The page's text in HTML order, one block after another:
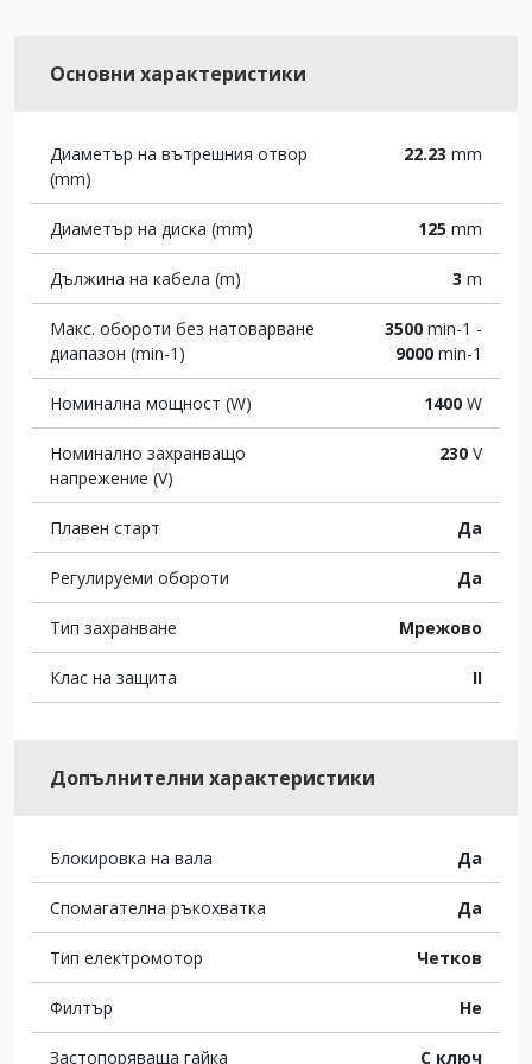
Основни характеристики
Диаметър на вътрешния отвор
(mm)
22.23 mm
Диаметър на диска (mm) 125 mm
Дължина на кабела (m) 3 m
Макс. обороти без натоварване
диапазон (min-1)
3500 min-1 -
9000 min-1
Номинална мощност (W) 1400 W
Номинално захранващо
напрежение (V)
230 V
Плавен старт Да
Регулируеми обороти Да
Тип захранване Мрежово
Клас на защита II
Допълнителни характеристики
Блокировка на вала Да
Спомагателна ръкохватка Да
Тип електромотор Четков
Филтър Не
Застопоряваща гайка С ключ